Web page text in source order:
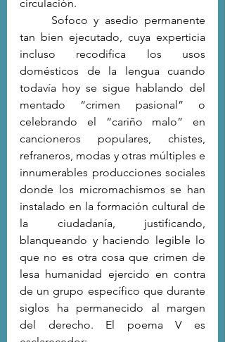
circulación.
tan bien ejecutado, cuya experticia
incluso recodifica los usos
domésticos de la lengua cuando
todavía hoy se sigue hablando del
mentado “crimen pasional” o
celebrando el “cariño malo” en
cancioneros populares, chistes,
refraneros, modas y otras múltiples e
innumerables producciones sociales
donde los micromachismos se han
instalado en la formación cultural de
la ciudadanía, justificando,
blanqueando y haciendo legible lo
que no es otra cosa que crimen de
lesa humanidad ejercido en contra
de un grupo específico que durante
siglos ha permanecido al margen
del derecho. El poema V es